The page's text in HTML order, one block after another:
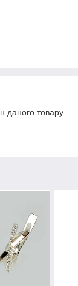
даного товару